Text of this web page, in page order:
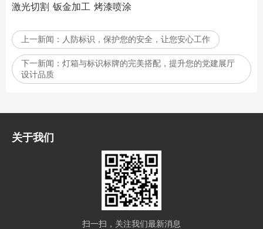
激光切割 钣金加工 烤漆喷涂
上一新闻： 人防标识，保护您的安全，让您安心工作
下一新闻： 灯箱与标识标牌的完美搭配，提升您的党建展厅
设计品质
关于我们
扫一扫，关注我们最新消息